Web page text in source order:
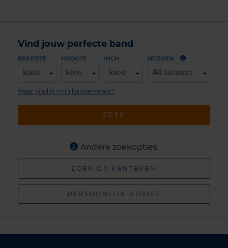
Vind jouw perfecte band
BREEDTE
kies
HOOGTE
kies
INCH
kies
SEIZOEN
All season
ZOEK
Waar vind ik mijn bandenmaat?
Andere zoekopties:
ZOEK OP KENTEKEN
PERSOONLIJK ADVIES